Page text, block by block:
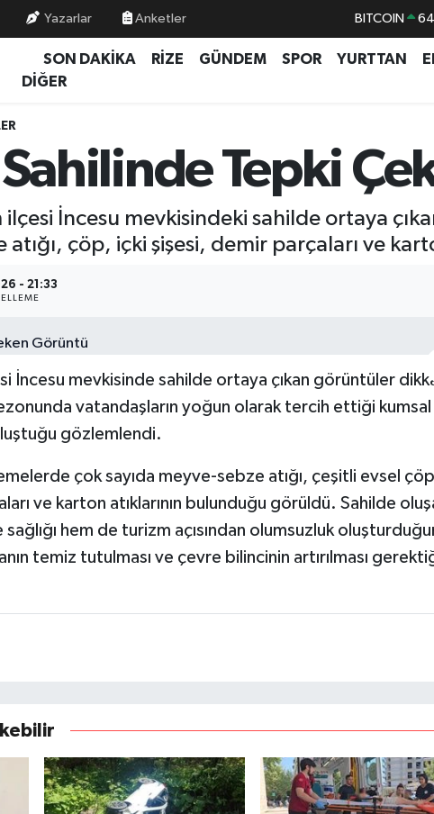
Yazarlar Anketler BITCOIN
DOLAR
GRAM ALTIN
SON DAKİKA RİZE GÜNDEM SPOR YURTTAN
DİĞER
Tepki
İncesu mevkisindeki sahilde ortaya
atığı, çöp, içki şişesi, demir parçaları ve
- 21:33
İncesu mevkisinde sahilde ortaya çıkan görüntüler
vatandaşların yoğun olarak tercih ettiği kumsal
gözlemlendi.
çok sayıda meyve-sebze atığı, çeşitli evsel
ve karton atıklarının bulunduğu görüldü. Sahilde
hem de turizm açısından olumsuzluk
temiz tutulması ve çevre bilincinin artırılması